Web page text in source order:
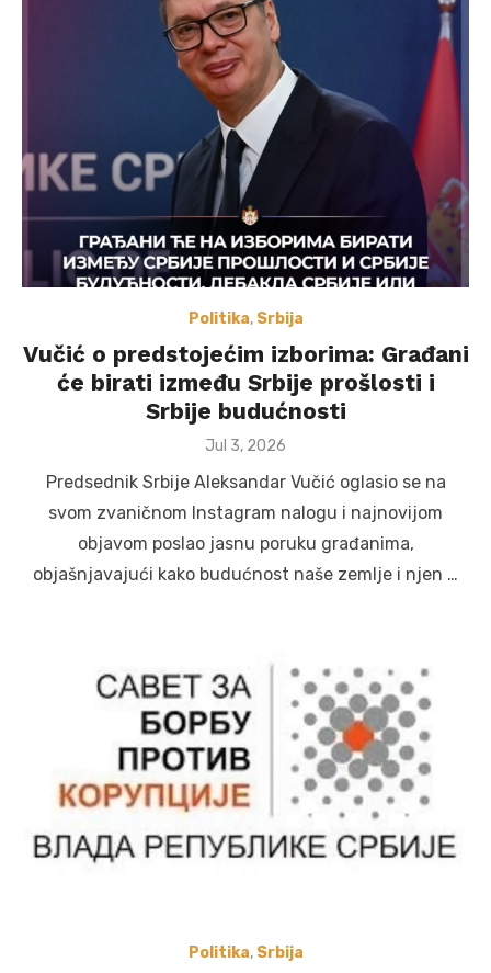
Politika, Srbija
Vučić o predstojećim izborima: Građani
će birati između Srbije prošlosti i
Srbije budućnosti
Posted
Jul 3, 2026
Predsednik Srbije Aleksandar Vučić oglasio se na
svom zvaničnom Instagram nalogu i najnovijom
objavom poslao jasnu poruku građanima,
objašnjavajući kako budućnost naše zemlje i njen …
Politika, Srbija